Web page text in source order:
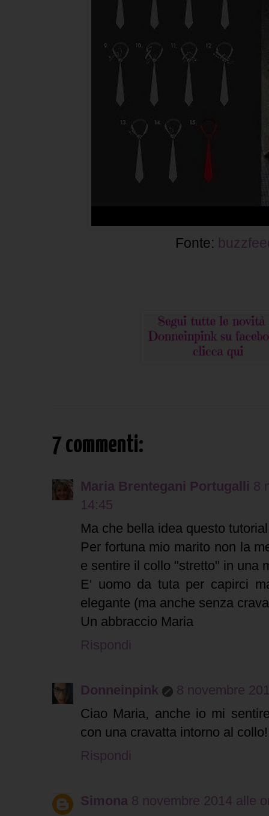
Fonte:
7 commenti:
Maria Brentegani Portugalli 8
14:45
Ma che bella idea questo
Per fortuna mio marito non la
e sentire il collo "stretto" in una
E' uomo da tuta per capirci
elegante (ma anche senza
Un abbraccio Maria
Rispondi
Donneinpink
8 novembre
Ciao Maria, anche io mi
con una cravatta intorno al
Rispondi
Simona 8 novembre 2014 alle